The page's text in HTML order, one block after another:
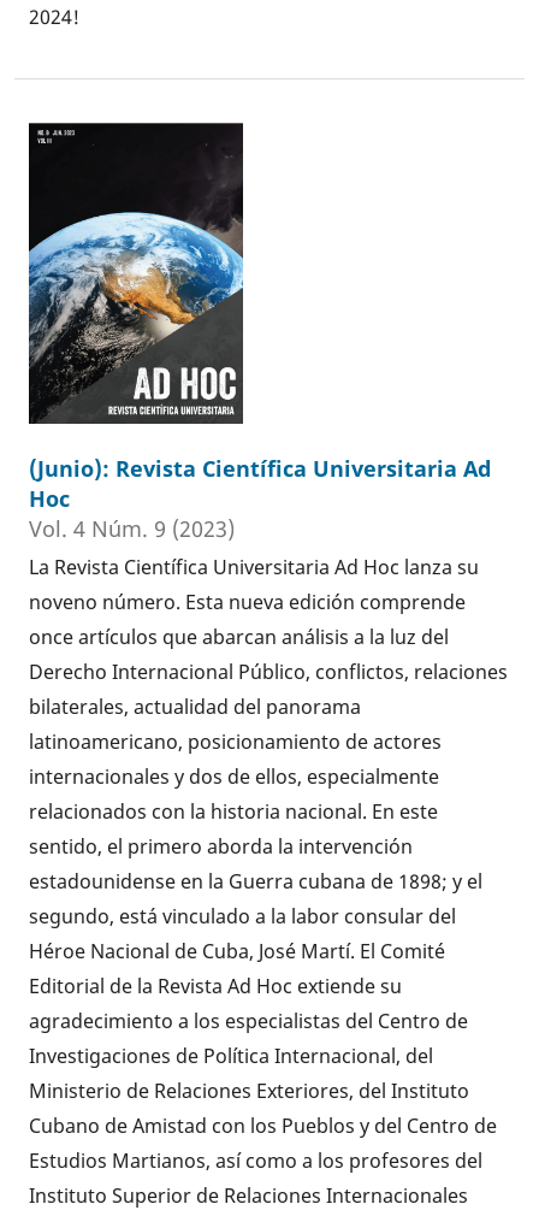
2024!
(Junio): Revista Científica Universitaria Ad
Hoc
Vol. 4 Núm. 9 (2023)
La Revista Científica Universitaria Ad Hoc lanza su
noveno número. Esta nueva edición comprende
once artículos que abarcan análisis a la luz del
Derecho Internacional Público, conflictos, relaciones
bilaterales, actualidad del panorama
latinoamericano, posicionamiento de actores
internacionales y dos de ellos, especialmente
relacionados con la historia nacional. En este
sentido, el primero aborda la intervención
estadounidense en la Guerra cubana de 1898; y el
segundo, está vinculado a la labor consular del
Héroe Nacional de Cuba, José Martí. El Comité
Editorial de la Revista Ad Hoc extiende su
agradecimiento a los especialistas del Centro de
Investigaciones de Política Internacional, del
Ministerio de Relaciones Exteriores, del Instituto
Cubano de Amistad con los Pueblos y del Centro de
Estudios Martianos, así como a los profesores del
Instituto Superior de Relaciones Internacionales